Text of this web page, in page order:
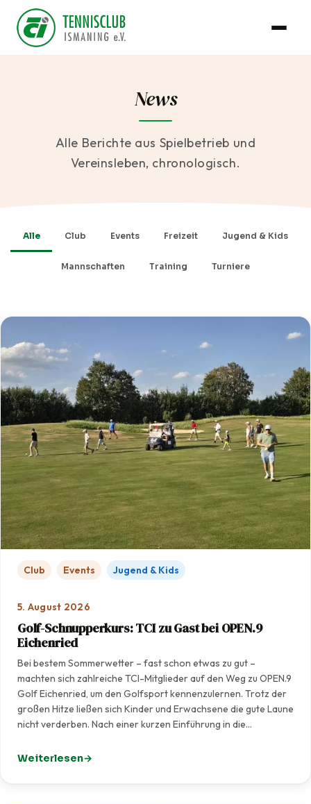
News
Alle Berichte aus Spielbetrieb und
Vereinsleben, chronologisch.
Alle Club Events Freizeit Jugend & Kids
Mannschaften Training Turniere
Club Events Jugend & Kids
5. August 2026
Golf-Schnupperkurs: TCI zu Gast bei OPEN.9
Eichenried
Bei bestem Sommerwetter – fast schon etwas zu gut –
machten sich zahlreiche TCI-Mitglieder auf den Weg zu OPEN.9
Golf Eichenried, um den Golfsport kennenzulernen. Trotz der
großen Hitze ließen sich Kinder und Erwachsene die gute Laune
nicht verderben. Nach einer kurzen Einführung in die…
Weiterlesen
: Golf-Schnupperkurs: TCI zu Gast bei OPEN.9